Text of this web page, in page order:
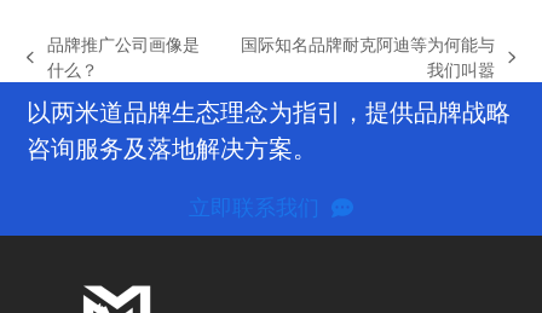
previous
品牌推广公司画像是
什么？
国际知名品牌耐克阿迪等为何能与
我们叫嚣
以两米道品牌生态理念为指引，提供品牌战略
咨询服务及落地解决方案。
立即联系我们